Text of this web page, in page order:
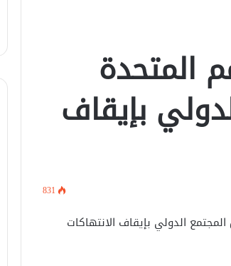
المتحدة
بإيقاف
831
الدولي بإيقاف الانتهاكات
في اتصال هاتفي .. وزير الخارجيّة
السوري يبحث مع نظيره الفرنسي آخر
التطورات.
لبحث العلاقات الثنائيّة .. الرئيس الشرع